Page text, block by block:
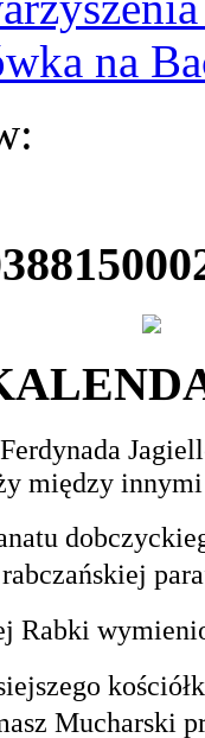
na
między
Rabki
Mucharski